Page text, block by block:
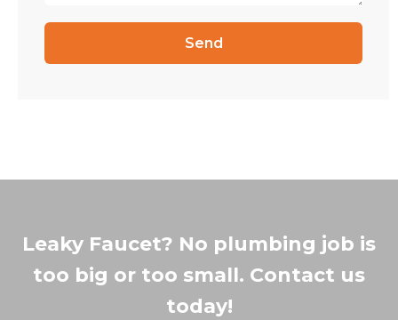
Leaky Faucet? No plumbing job is
too big or too small. Contact us
today!